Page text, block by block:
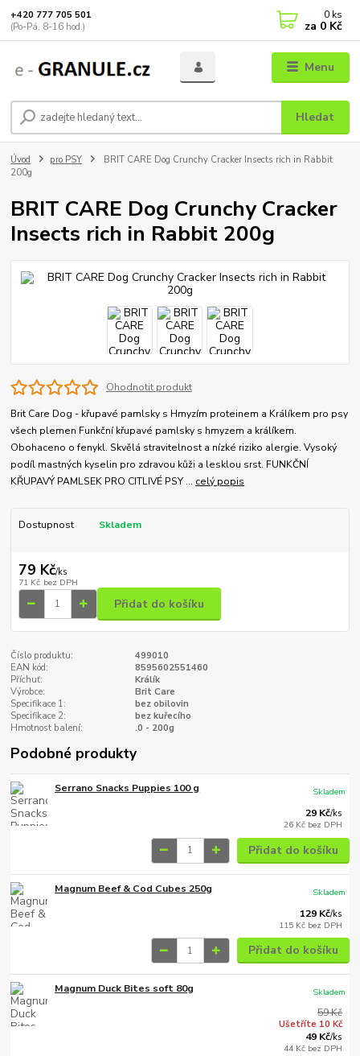
Menu
Hledat
+420 777 705 501
(Po-Pá, 8-16 hod.)
0 ks
za 0 Kč
Úvod pro PSY
BRIT CARE Dog Crunchy Cracker Insects rich in Rabbit
200g
BRIT CARE Dog Crunchy Cracker
Insects rich in Rabbit 200g
Ohodnotit produkt
Brit Care Dog - křupavé pamlsky s Hmyzím proteinem a Králíkem pro psy
všech plemen Funkční křupavé pamlsky s hmyzem a králíkem.
Obohaceno o fenykl. Skvělá stravitelnost a nízké riziko alergie. Vysoký
podíl mastných kyselin pro zdravou kůži a lesklou srst. FUNKČNÍ
KŘUPAVÝ PAMLSEK PRO CITLIVÉ PSY ... celý popis
Dostupnost Skladem
79 Kč/ks
71 Kč bez DPH
Přidat do košíku
Číslo produktu:
499010
EAN kód:
8595602551460
Příchuť:
Králík
Výrobce:
Brit Care
Specifikace 1:
bez obilovin
Specifikace 2:
bez kuřecího
Hmotnost balení:
.0 - 200g
Podobné produkty
Serrano Snacks Puppies 100 g
29 Kč/ks
26 Kč bez DPH
Skladem
Přidat do košíku
Magnum Beef & Cod Cubes 250g
129 Kč/ks
115 Kč bez DPH
Skladem
Přidat do košíku
Magnum Duck Bites soft 80g
59 Kč
Ušetříte 10 Kč
49 Kč/ks
44 Kč bez DPH
Skladem